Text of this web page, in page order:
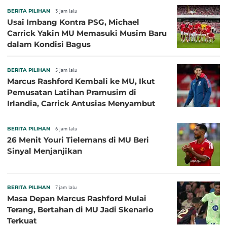
BERITA PILIHAN 3 jam lalu
Usai Imbang Kontra PSG, Michael
Carrick Yakin MU Memasuki Musim Baru
dalam Kondisi Bagus
BERITA PILIHAN 5 jam lalu
Marcus Rashford Kembali ke MU, Ikut
Pemusatan Latihan Pramusim di
Irlandia, Carrick Antusias Menyambut
BERITA PILIHAN 6 jam lalu
26 Menit Youri Tielemans di MU Beri
Sinyal Menjanjikan
BERITA PILIHAN 7 jam lalu
Masa Depan Marcus Rashford Mulai
Terang, Bertahan di MU Jadi Skenario
Terkuat